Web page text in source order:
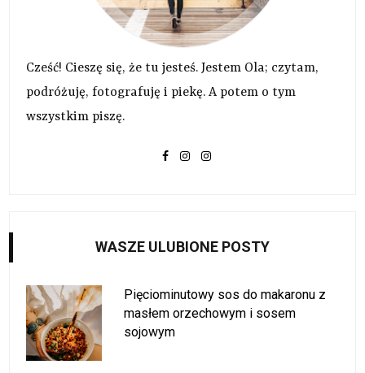
Cześć! Cieszę się, że tu jesteś. Jestem Ola; czytam,
podróżuję, fotografuję i piekę. A potem o tym
wszystkim piszę.
WASZE ULUBIONE POSTY
Pięciominutowy sos do makaronu z
masłem orzechowym i sosem
sojowym